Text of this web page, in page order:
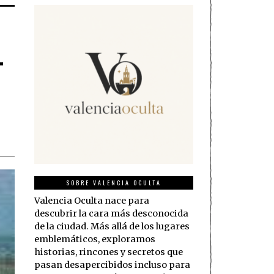
SOBRE VALENCIA OCULTA
Valencia Oculta nace para
descubrir la cara más desconocida
de la ciudad. Más allá de los lugares
emblemáticos, exploramos
historias, rincones y secretos que
pasan desapercibidos incluso para